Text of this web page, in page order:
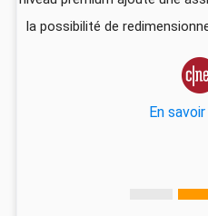
la possibilité de
En